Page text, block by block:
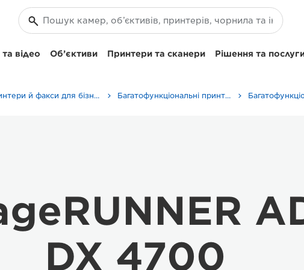
відео Об’єктиви Принтери та сканери Рішення та
Принтери й факси для бізнесу Багатофункціональні принтери — універсальні принтери
DX 4700